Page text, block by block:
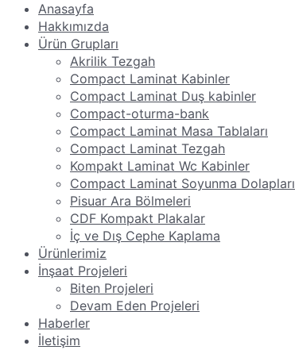
Anasayfa
Hakkımızda
Ürün Grupları
Akrilik Tezgah
Compact Laminat Kabinler
Compact Laminat Duş kabinler
Compact-oturma-bank
Compact Laminat Masa Tablaları
Compact Laminat Tezgah
Kompakt Laminat Wc Kabinler
Compact Laminat Soyunma Dolapları
Pisuar Ara Bölmeleri
CDF Kompakt Plakalar
İç ve Dış Cephe Kaplama
Ürünlerimiz
İnşaat Projeleri
Biten Projeleri
Devam Eden Projeleri
Haberler
İletişim